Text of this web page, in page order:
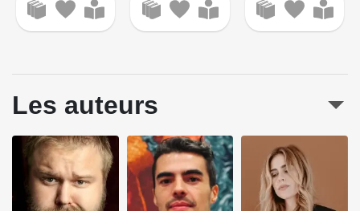
Les auteurs